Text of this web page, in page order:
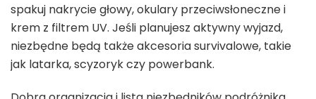
spakuj nakrycie głowy, okulary przeciwsłoneczne i
krem z filtrem UV. Jeśli planujesz aktywny wyjazd,
niezbędne będą także akcesoria survivalowe, takie
jak latarka, scyzoryk czy powerbank.